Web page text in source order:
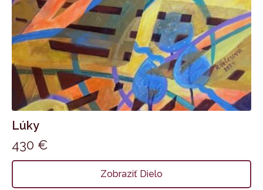
Lúky
430 €
Zobraziť Dielo